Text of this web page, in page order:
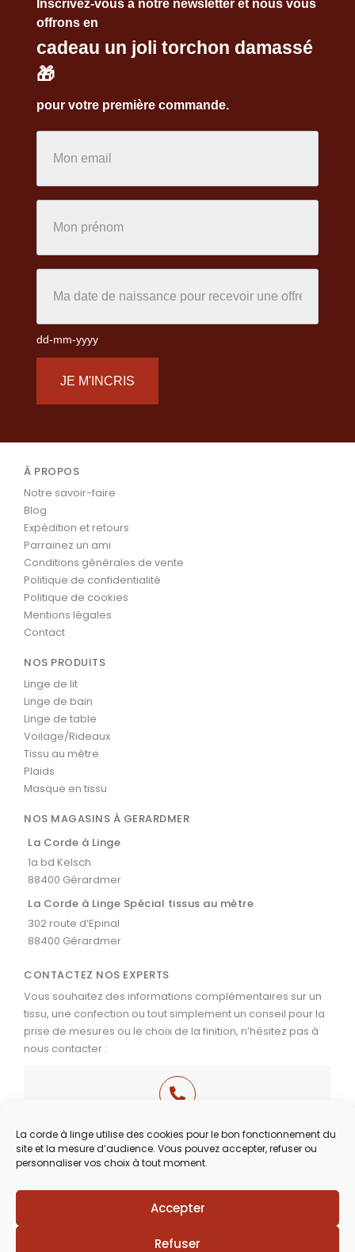
La corde à linge utilise des cookies pour le bon fonctionnement du
site et la mesure d’audience. Vous pouvez accepter, refuser ou
personnaliser vos choix à tout moment.
Accepter
Refuser
Inscrivez-vous à notre newsletter et nous vous
offrons en
cadeau un joli torchon damassé
🎁
pour votre première commande.
dd-mm-yyyy
JE M'INCRIS
À PROPOS
Notre savoir-faire
Blog
Expédition et retours
Parrainez un ami
Conditions générales de vente
Politique de confidentialité
Politique de cookies
Mentions légales
Contact
NOS PRODUITS
Linge de lit
Linge de bain
Linge de table
Voilage/Rideaux
Tissu au mètre
Plaids
Masque en tissu
NOS MAGASINS À GERARDMER
La Corde à Linge
1a bd Kelsch
88400 Gérardmer
La Corde à Linge Spécial tissus au mètre
302 route d’Epinal
88400 Gérardmer
CONTACTEZ NOS EXPERTS
Vous souhaitez des informations complémentaires sur un
tissu, une confection ou tout simplement un conseil pour la
prise de mesures ou le choix de la finition, n’hésitez pas à
nous contacter :
03 29 60 49 17
Du Mardi au Samedi